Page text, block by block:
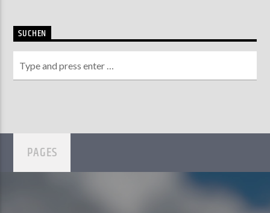
SUCHEN
PAGES